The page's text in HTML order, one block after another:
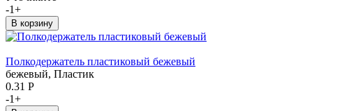
-1+
Полкодержатель пластиковый бежевый
бежевый, Пластик
0.31 Р
-1+